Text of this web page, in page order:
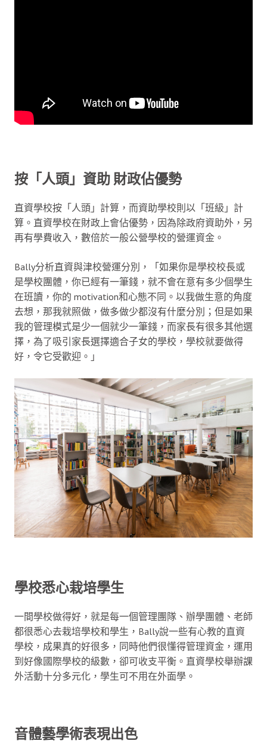
按「人頭」資助 財政佔優勢
直資學校按「人頭」計算，而資助學校則以「班級」計
算。直資學校在財政上會佔優勢，因為除政府資助外，另
再有學費收入，數倍於一般公營學校的營運資金。
Bally分析直資與津校營運分別，「如果你是學校校長或
是學校團體，你已經有一筆錢，就不會在意有多少個學生
在班讀，你的 motivation和心態不同。以我做生意的角度
去想，那我就照做，做多做少都沒有什麼分別；但是如果
我的管理模式是少一個就少一筆錢，而家長有很多其他選
擇，為了吸引家長選擇適合子女的學校，學校就要做得
好，令它受歡迎。」
學校悉心栽培學生
一間學校做得好，就是每一個管理團隊、辦學團體、老師
都很悉心去栽培學校和學生，Bally說一些有心教的直資
學校，成果真的好很多，同時他們很懂得管理資金，運用
到好像國際學校的級數，卻可收支平衡。直資學校舉辦課
外活動十分多元化，學生可不用在外面學。
音體藝學術表現出色